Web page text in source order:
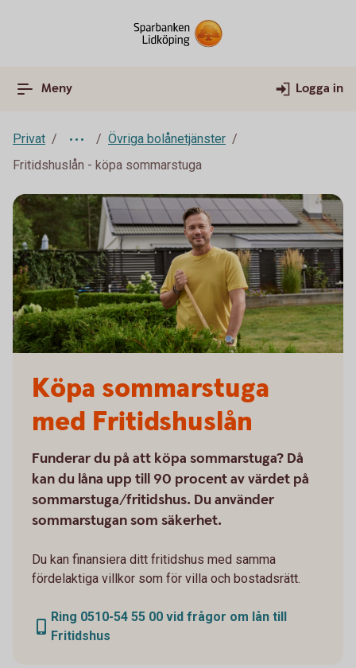
Meny Logga in
Privat
Övriga bolånetjänster
Fritidshuslån - köpa sommarstuga
Köpa sommarstuga
med Fritidshuslån
Funderar du på att köpa sommarstuga? Då
kan du låna upp till 90 procent av värdet på
sommarstuga/fritidshus. Du använder
sommarstugan som säkerhet.
Du kan finansiera ditt fritidshus med samma
fördelaktiga villkor som för villa och bostadsrätt.
Ring 0510-54 55 00 vid frågor om lån till
Fritidshus